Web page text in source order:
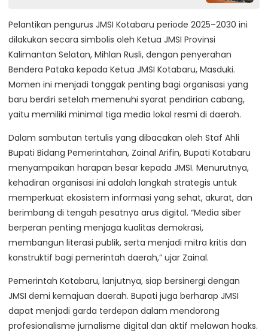
Pelantikan pengurus JMSI Kotabaru periode 2025–2030 ini
dilakukan secara simbolis oleh Ketua JMSI Provinsi
Kalimantan Selatan, Mihlan Rusli, dengan penyerahan
Bendera Pataka kepada Ketua JMSI Kotabaru, Masduki.
Momen ini menjadi tonggak penting bagi organisasi yang
baru berdiri setelah memenuhi syarat pendirian cabang,
yaitu memiliki minimal tiga media lokal resmi di daerah.
Dalam sambutan tertulis yang dibacakan oleh Staf Ahli
Bupati Bidang Pemerintahan, Zainal Arifin, Bupati Kotabaru
menyampaikan harapan besar kepada JMSI. Menurutnya,
kehadiran organisasi ini adalah langkah strategis untuk
memperkuat ekosistem informasi yang sehat, akurat, dan
berimbang di tengah pesatnya arus digital. “Media siber
berperan penting menjaga kualitas demokrasi,
membangun literasi publik, serta menjadi mitra kritis dan
konstruktif bagi pemerintah daerah,” ujar Zainal.
Pemerintah Kotabaru, lanjutnya, siap bersinergi dengan
JMSI demi kemajuan daerah. Bupati juga berharap JMSI
dapat menjadi garda terdepan dalam mendorong
profesionalisme jurnalisme digital dan aktif melawan hoaks.